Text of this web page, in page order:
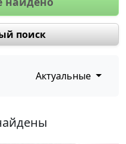
поиск
Актуальные